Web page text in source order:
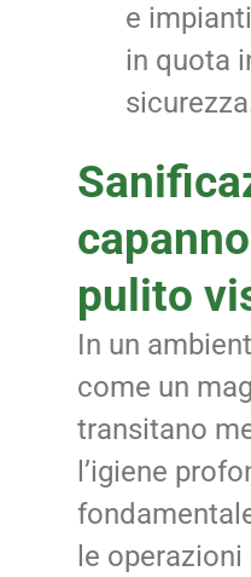
e
in quota
pulito
In un
come un
transitano
l’igiene
le